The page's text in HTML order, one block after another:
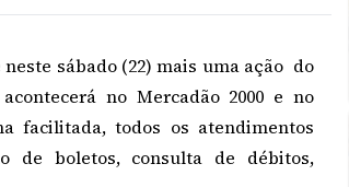
sábado (22) mais uma ação do
no Mercadão 2000 e no
facilitada, todos os atendimentos
de boletos, consulta de débitos,